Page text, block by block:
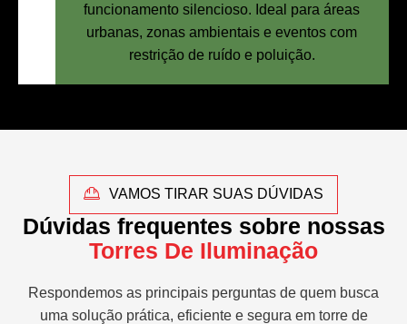
funcionamento silencioso. Ideal para áreas
urbanas, zonas ambientais e eventos com
restrição de ruído e poluição.
VAMOS TIRAR SUAS DÚVIDAS
Dúvidas frequentes sobre nossas
Torres De Iluminação
Respondemos as principais perguntas de quem busca
uma solução prática, eficiente e segura em torre de